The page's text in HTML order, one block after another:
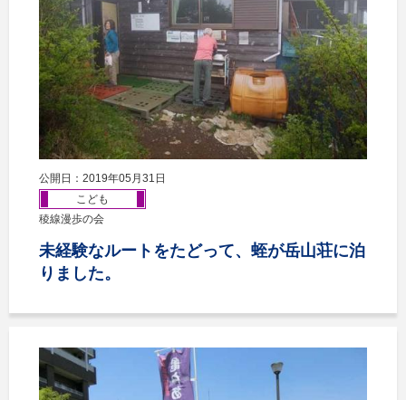
公開日：2019年05月31日
こども
稜線漫歩の会
未経験なルートをたどって、蛭が岳山荘に泊
りました。